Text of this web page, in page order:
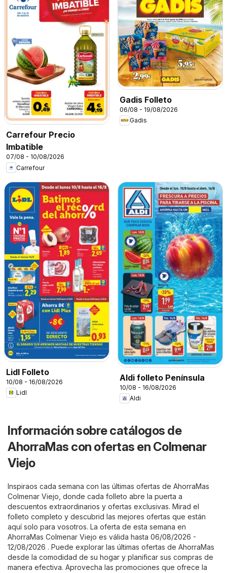
Carrefour Precio
Imbatible
07/08 - 10/08/2026
Carrefour
Gadis Folleto
06/08 - 19/08/2026
Gadis
Lidl Folleto
10/08 - 16/08/2026
Lidl
Aldi folleto Península
10/08 - 16/08/2026
Aldi
Información sobre catálogos de
AhorraMas con ofertas en Colmenar
Viejo
Inspiraos cada semana con las últimas ofertas de AhorraMas
Colmenar Viejo, donde cada folleto abre la puerta a
descuentos extraordinarios y ofertas exclusivas. Mirad el
folleto completo y descubrid las mejores ofertas que están
aquí solo para vosotros. La oferta de esta semana en
AhorraMas Colmenar Viejo es válida hasta 06/08/2026 -
12/08/2026 . Puede explorar las últimas ofertas de AhorraMas
desde la comodidad de su hogar y planificar sus compras de
manera efectiva. Aprovecha las promociones que ofrece la